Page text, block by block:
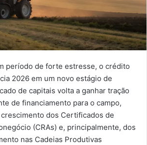
período de forte estresse, o crédito
2026 em um novo estágio de
de capitais volta a ganhar tração
de financiamento para o campo,
dos Certificados de
(CRAs) e, principalmente, dos
nas Cadeias Produtivas